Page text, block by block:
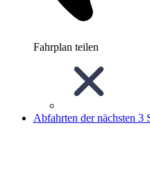
Fahrplan teilen
Abfahrten der nächsten 3